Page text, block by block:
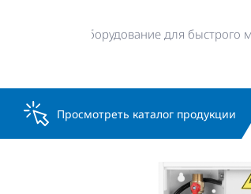
4. Оборудование для быстрого
Просмотреть каталог продукции